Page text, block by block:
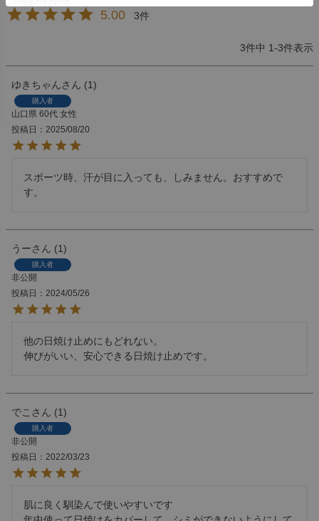
5.00 3
3件中 1-3件表示
ゆきちゃん 1
購入者
山口県 60代 女性
投稿日
2025/08/20
スポーツ時、汗が目に入っても、しみません。おすすめで
す。
うー 1
購入者
非公開
投稿日
2024/05/26
他の日焼け止めにもどれない。
伸びがいい、安心できる日焼け止めです。
でこ 1
購入者
非公開
投稿日
2022/03/23
肌に良く馴染んで使いやすいです